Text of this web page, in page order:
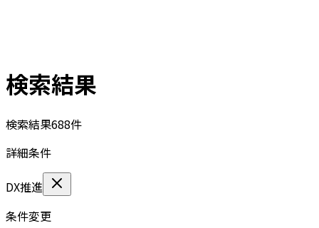
検索結果
検索結果688件
詳細条件
DX推進
条件変更